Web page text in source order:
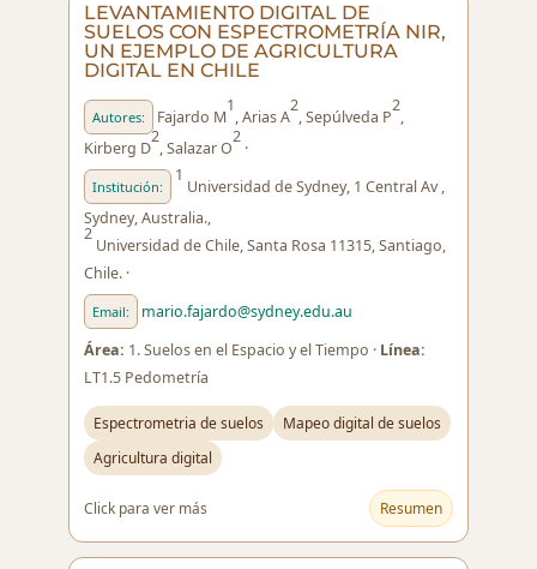
LEVANTAMIENTO DIGITAL DE
SUELOS CON ESPECTROMETRÍA NIR,
UN EJEMPLO DE AGRICULTURA
DIGITAL EN CHILE
Autores: Fajardo M
1
, Arias A
2
, Sepúlveda P
2
,
Kirberg D
2
, Salazar O
2
·
Institución:
1
Universidad de Sydney, 1 Central Av ,
Sydney, Australia.,
2
Universidad de Chile, Santa Rosa 11315, Santiago,
Chile. ·
Email:
mario.fajardo@sydney.edu.au
Área: 1. Suelos en el Espacio y el Tiempo · Línea:
LT1.5 Pedometría
Espectrometria de suelos
Mapeo digital de suelos
Agricultura digital
Click para ver más Resumen